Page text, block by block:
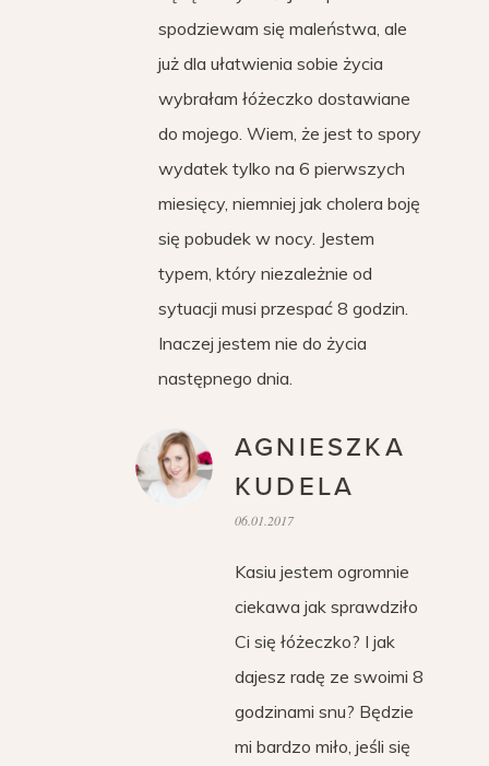
spodziewam się maleństwa, ale
już dla ułatwienia sobie życia
wybrałam łóżeczko dostawiane
do mojego. Wiem, że jest to spory
wydatek tylko na 6 pierwszych
miesięcy, niemniej jak cholera boję
się pobudek w nocy. Jestem
typem, który niezależnie od
sytuacji musi przespać 8 godzin.
Inaczej jestem nie do życia
następnego dnia.
AGNIESZKA
KUDELA
06.01.2017
Kasiu jestem ogromnie
ciekawa jak sprawdziło
Ci się łóżeczko? I jak
dajesz radę ze swoimi 8
godzinami snu? Będzie
mi bardzo miło, jeśli się